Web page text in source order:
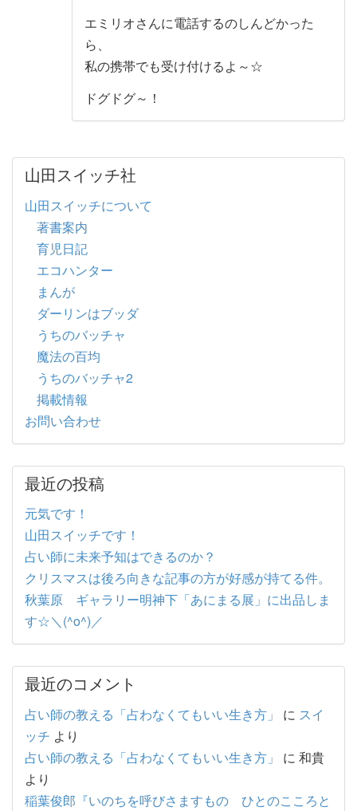
エミリオさんに電話するのしんどかった
ら、
私の携帯でも受け付けるよ～☆
ドグドグ～！
山田スイッチ社
山田スイッチについて
著書案内
育児日記
エコハンター
まんが
ダーリンはブッダ
うちのバッチャ
魔法の百均
うちのバッチャ2
掲載情報
お問い合わせ
最近の投稿
元気です！
山田スイッチです！
占い師に未来予知はできるのか？
クリスマスは後ろ向きな記事の方が好感が持てる件。
秋葉原 ギャラリー明神下「あにまる展」に出品しま
す☆＼(^o^)／
最近のコメント
占い師の教える「占わなくてもいい生き方」 に スイ
ッチ より
占い師の教える「占わなくてもいい生き方」
に 和貴
より
稲葉俊郎『いのちを呼びさますもの ひとのこころと